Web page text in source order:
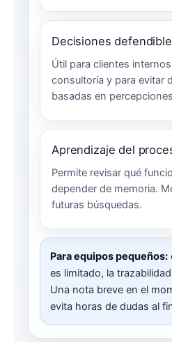
Decisiones
Útil para clientes
consultoría y para evitar
basadas en
Aprendizaje del
Permite revisar qué
depender de memoria.
futuras búsquedas.
Para equipos pequeños:
es limitado, la
Una nota breve en el
evita horas de dudas al